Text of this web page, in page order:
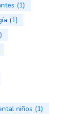
(1)
(1)
niños (1)